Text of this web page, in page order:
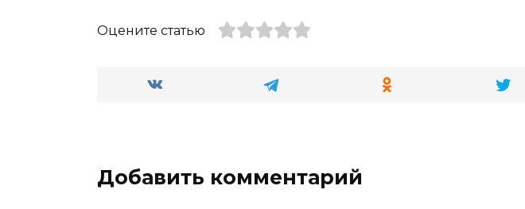
Оцените статью
Добавить комментарий